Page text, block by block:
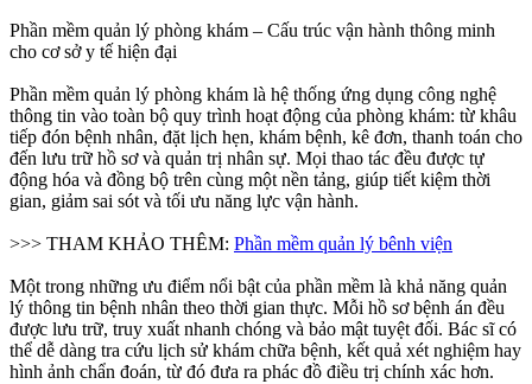
Phần mềm quản lý phòng khám – Cấu trúc vận hành thông minh
cho cơ sở y tế hiện đại
Phần mềm quản lý phòng khám là hệ thống ứng dụng công nghệ
thông tin vào toàn bộ quy trình hoạt động của phòng khám: từ khâu
tiếp đón bệnh nhân, đặt lịch hẹn, khám bệnh, kê đơn, thanh toán cho
đến lưu trữ hồ sơ và quản trị nhân sự. Mọi thao tác đều được tự
động hóa và đồng bộ trên cùng một nền tảng, giúp tiết kiệm thời
gian, giảm sai sót và tối ưu năng lực vận hành.
>>> THAM KHẢO THÊM: Phần mềm quản lý bênh viện
Một trong những ưu điểm nổi bật của phần mềm là khả năng quản
lý thông tin bệnh nhân theo thời gian thực. Mỗi hồ sơ bệnh án đều
được lưu trữ, truy xuất nhanh chóng và bảo mật tuyệt đối. Bác sĩ có
thể dễ dàng tra cứu lịch sử khám chữa bệnh, kết quả xét nghiệm hay
hình ảnh chẩn đoán, từ đó đưa ra phác đồ điều trị chính xác hơn.